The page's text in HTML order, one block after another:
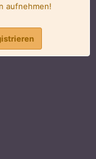
aufnehmen!